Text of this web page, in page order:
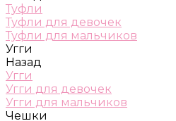
Туфли
Туфли для девочек
Туфли для мальчиков
Угги
Назад
Угги
Угги для девочек
Угги для мальчиков
Чешки